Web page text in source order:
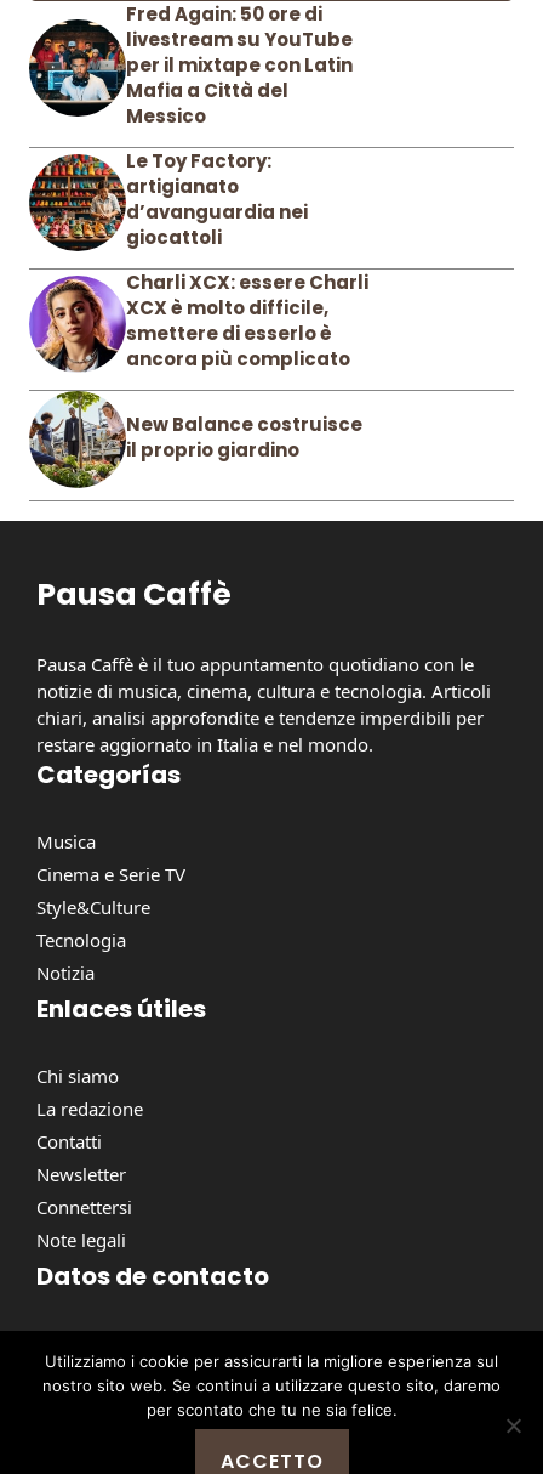
Fred Again: 50 ore di
livestream su YouTube
per il mixtape con Latin
Mafia a Città del
Messico
Le Toy Factory:
artigianato
d’avanguardia nei
giocattoli
Charli XCX: essere Charli
XCX è molto difficile,
smettere di esserlo è
ancora più complicato
New Balance costruisce
il proprio giardino
Pausa Caffè
Pausa Caffè è il tuo appuntamento quotidiano con le
notizie di musica, cinema, cultura e tecnologia. Articoli
chiari, analisi approfondite e tendenze imperdibili per
restare aggiornato in Italia e nel mondo.
Categorías
Musica
Cinema e Serie TV
Style&Culture
Tecnologia
Notizia
Enlaces útiles
Chi siamo
La redazione
Contatti
Newsletter
Connettersi
Note legali
Datos de contacto
contact@pausacaffe.net
+39 06 9453 2781
Utilizziamo i cookie per assicurarti la migliore esperienza sul
nostro sito web. Se continui a utilizzare questo sito, daremo
per scontato che tu ne sia felice.
ACCETTO